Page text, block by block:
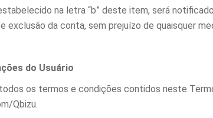
na letra “b” deste item, será
exclusão da conta, sem prejuízo de quaisquer
do Usuário
os termos e condições contidos neste
Qbizu.